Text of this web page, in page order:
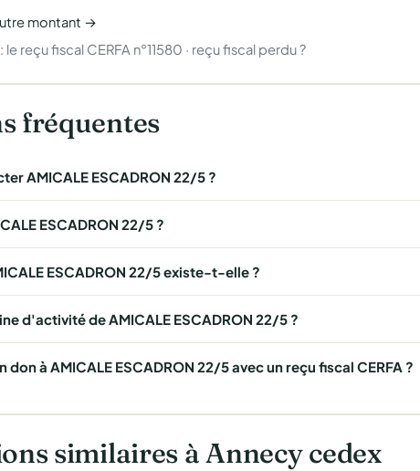
montant →
le reçu fiscal CERFA n°11580 · reçu fiscal perdu ?
fréquentes
AMICALE ESCADRON 22/5 ?
ESCADRON 22/5 ?
ESCADRON 22/5 existe-t-elle ?
d'activité de AMICALE ESCADRON 22/5 ?
à AMICALE ESCADRON 22/5 avec un reçu fiscal CERFA ?
similaires à Annecy cedex